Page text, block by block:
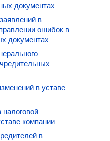
документах
в
ошибок в
документах
в уставе
налоговой
компании
в